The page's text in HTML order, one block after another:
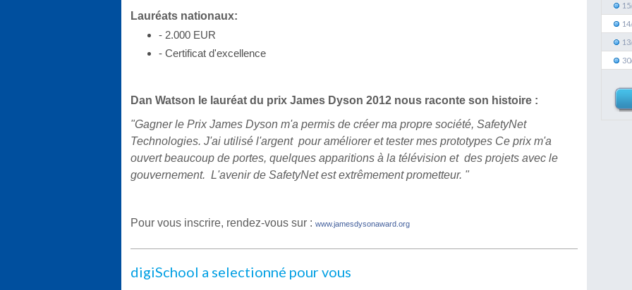
Lauréats nationaux:
- 2.000 EUR
- Certificat d'excellence
Dan Watson le lauréat du prix James Dyson 2012 nous raconte son histoire :
"Gagner le Prix James Dyson m'a permis de créer ma propre société, SafetyNet
Technologies. J'ai utilisé l'argent pour améliorer et tester mes prototypes Ce prix m'a
ouvert beaucoup de portes, quelques apparitions à la télévision et des projets avec le
gouvernement. L'avenir de SafetyNet est extrêmement prometteur. "
Pour vous inscrire, rendez-vous sur :www.jamesdysonaward.org
digiSchool a selectionné pour vous